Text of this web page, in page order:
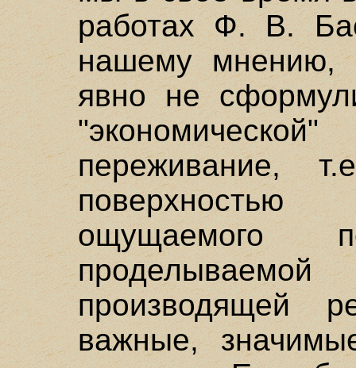
работах Ф. В.
нашему мнению,
явно не
переживание,
ощущаемого
производящей
важные,